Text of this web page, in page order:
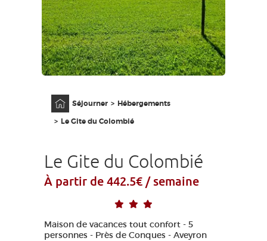
MA SÉLECTION
FR
Séjourner
Hébergements
Le Gite du Colombié
Le Gite du Colombié
À partir de 442.5€ / semaine
Maison de vacances tout confort - 5
personnes - Près de Conques - Aveyron